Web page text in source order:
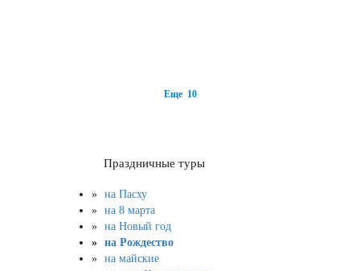
Еще 10
Праздничные туры
на Пасху
на 8 марта
на Новый год
на Рождество
на майские